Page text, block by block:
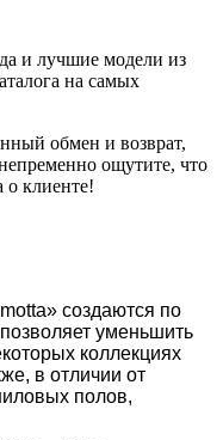
и лучшие модели из
на самых
обмен и возврат,
ощутите, что
о клиенте!
создаются по
уменьшить
коллекциях
в отличии от
полов,